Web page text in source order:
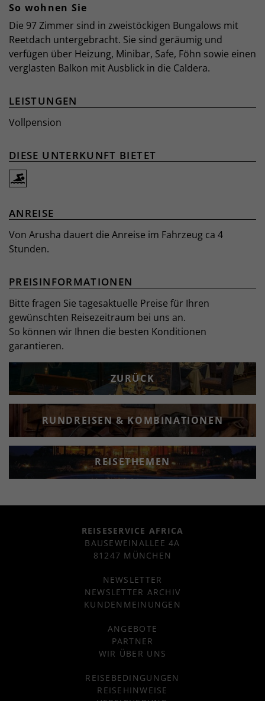
So wohnen Sie
Die 97 Zimmer sind in zweistöckigen Bungalows mit
Reetdach untergebracht. Sie sind geräumig und
verfügen über Heizung, Minibar, Safe, Föhn sowie einen
verglasten Balkon mit Ausblick in die Caldera.
LEISTUNGEN
Vollpension
DIESE UNTERKUNFT BIETET
ANREISE
Von Arusha dauert die Anreise im Fahrzeug ca 4
Stunden.
PREISINFORMATIONEN
Bitte fragen Sie tagesaktuelle Preise für Ihren
gewünschten Reisezeitraum bei uns an.
So können wir Ihnen die besten Konditionen
garantieren.
ZURÜCK
RUNDREISEN & KOMBINATIONEN
REISETHEMEN
REISESERVICE AFRICA
BAUSEWEINALLEE 4A
81247 MÜNCHEN
NEWSLETTER
NEWSLETTER ARCHIV
KUNDENMEINUNGEN
ANGEBOTE
PARTNER
WIR ÜBER UNS
REISEBEDINGUNGEN
REISEHINWEISE